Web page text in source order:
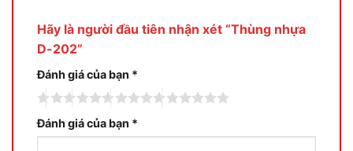
Hãy là người đầu tiên nhận xét “Thùng nhựa
D-202”
Đánh giá của bạn *
Đánh giá của bạn *